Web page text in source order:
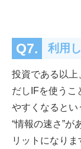
Q7. 利用
投資である以上
だしIFを使うこ
やすくなるとい
“情報の速さ”が
リットになりま